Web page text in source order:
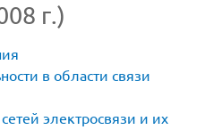
г.)
в области связи
электросвязи и их